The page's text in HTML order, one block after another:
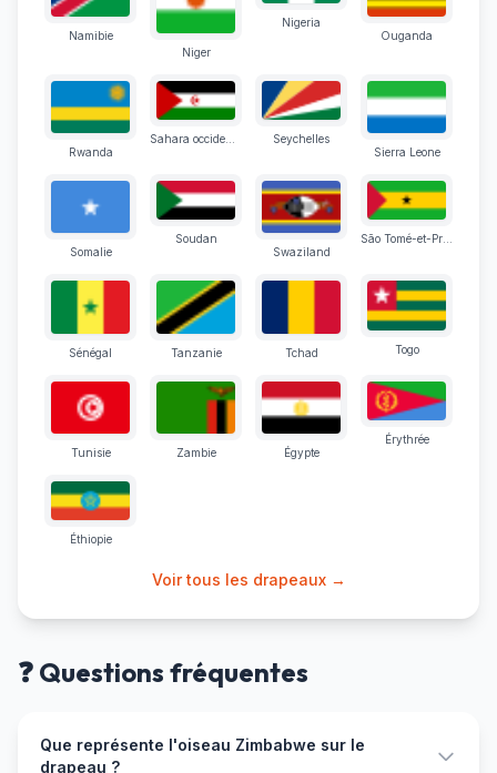
Namibie
Niger
Nigeria
Ouganda
Rwanda
Seychelles
Sierra Leone
Somalie
Soudan
Swaziland
São Tomé-et-Principe
Sénégal Tanzanie Tchad Togo
Tunisie Zambie Égypte
Érythrée
Éthiopie
Voir tous les drapeaux →
❓ Questions fréquentes
Que représente l'oiseau Zimbabwe sur le
drapeau ?